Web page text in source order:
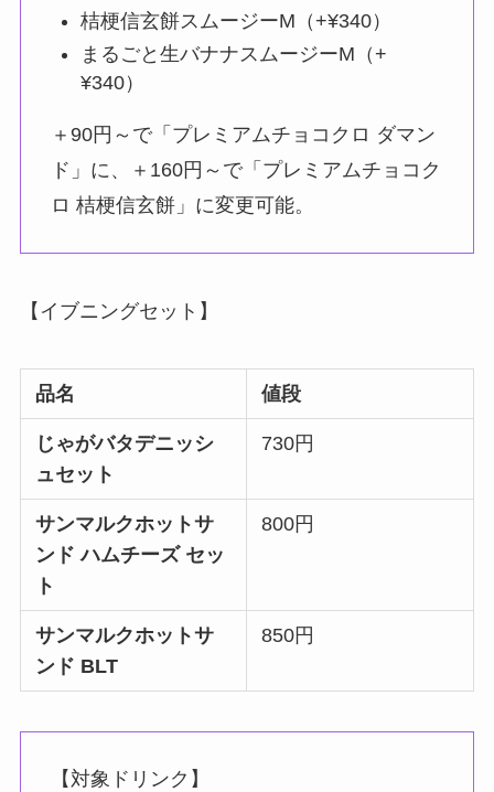
桔梗信玄餅スムージーM（+¥340）
まるごと生バナナスムージーM（+
¥340）
＋90円～で「プレミアムチョコクロ ダマン
ド」に、＋160円～で「プレミアムチョコク
ロ 桔梗信玄餅」に変更可能。
【イブニングセット】
品名 値段
じゃがバタデニッシ
ュセット
730円
サンマルクホットサ
ンド ハムチーズ セッ
ト
800円
サンマルクホットサ
ンド BLT
850円
【対象ドリンク】